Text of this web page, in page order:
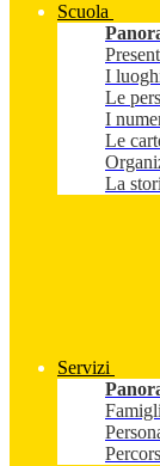
Scuola
I
Le
I
Le
La
Servizi